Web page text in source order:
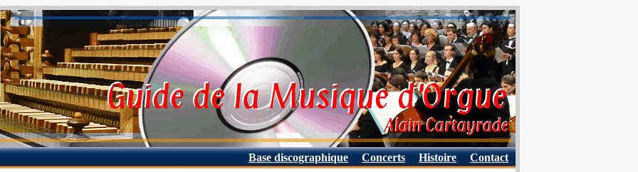
Base discographique Concerts Histoire Contact